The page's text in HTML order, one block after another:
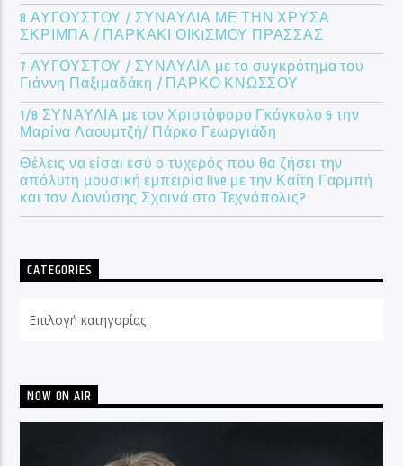
8 ΑΥΓΟΥΣΤΟΥ / ΣΥΝΑΥΛΙΑ ΜΕ ΤΗΝ ΧΡΥΣΑ
ΣΚΡΙΜΠΑ / ΠΑΡΚΑΚΙ ΟΙΚIΣΜΟΥ ΠΡΑΣΣΑΣ
7 ΑΥΓΟΥΣΤΟΥ / ΣΥΝΑΥΛΙΑ με το συγκρότημα του
Γιάννη Παξιμαδάκη / ΠΑΡΚΟ ΚΝΩΣΣΟΥ
1/8 ΣΥΝΑΥΛΙΑ με τον Χριστόφορο Γκόγκολο & την
Μαρίνα Λαουμτζή/ Πάρκο Γεωργιάδη
Θέλεις να είσαι εσύ ο τυχερός που θα ζήσει την
απόλυτη μουσική εμπειρία live με την Καίτη Γαρμπή
και τον Διονύσης Σχοινά στο Τεχνόπολις?
CATEGORIES
NOW ON AIR